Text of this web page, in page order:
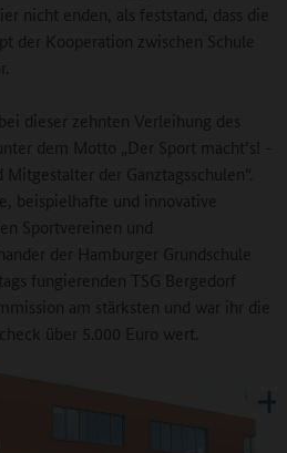
nicht enden, als feststand, dass die
der Kooperation zwischen Schule
dieser zehnten Verleihung des
dem Motto „Der Sport macht’s! -
der Ganztagsschulen“.
beispielhafte und innovative
Sportvereinen und
der Hamburger Grundschule
fungierenden TSG Bergedorf
am stärksten und war ihr die
über 5.000 Euro wert.